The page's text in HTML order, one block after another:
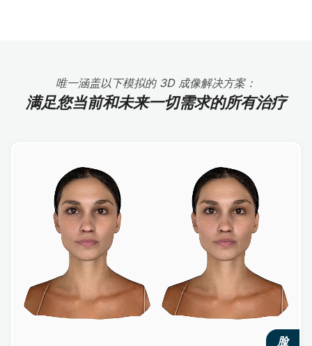
唯一涵盖以下模拟的 3D 成像解决方案：
满足您当前和未来一切需求的所有治疗
脸